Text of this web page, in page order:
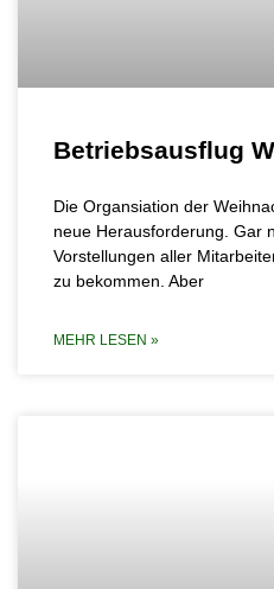
Betriebsausflug
Die Organsiation der
neue Herausforderung. Gar
Vorstellungen aller
zu bekommen. Aber
MEHR LESEN »